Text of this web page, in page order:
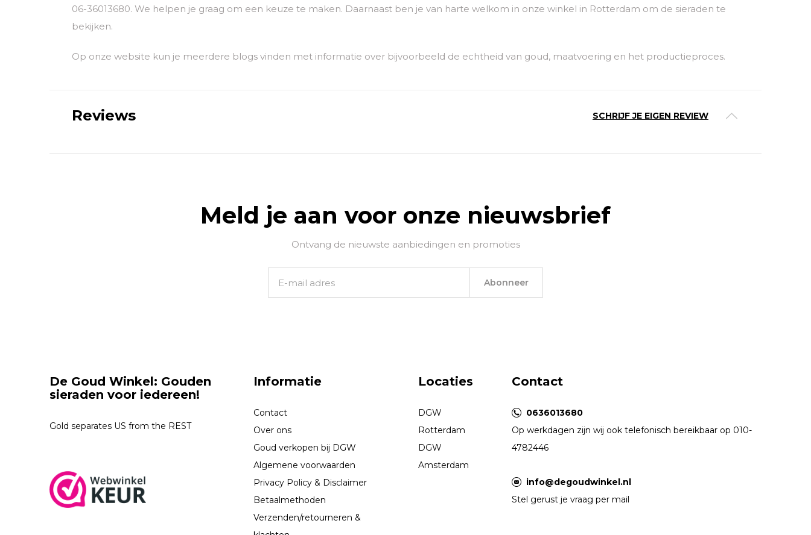
06-36013680. We helpen je graag om een keuze te maken. Daarnaast ben je van harte welkom in onze winkel in Rotterdam om de sieraden te
bekijken.
Op onze website kun je meerdere blogs vinden met informatie over bijvoorbeeld de echtheid van goud, maatvoering en het productieproces.
Reviews SCHRIJF JE EIGEN REVIEW
Meld je aan voor onze nieuwsbrief
Ontvang de nieuwste aanbiedingen en promoties
Abonneer
De Goud Winkel: Gouden
sieraden voor iedereen!
Gold separates US from the REST
Informatie
Contact
Over ons
Goud verkopen bij DGW
Algemene voorwaarden
Privacy Policy & Disclaimer
Betaalmethoden
Verzenden/retourneren &
Locaties
DGW
Rotterdam
DGW
Amsterdam
Contact
0636013680
Op werkdagen zijn wij ook telefonisch bereikbaar op 010-
4782446
info@degoudwinkel.nl
Stel gerust je vraag per mail